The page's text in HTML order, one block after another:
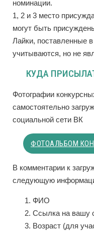
номинации.
1, 2 и 3 место
могут быть
Лайки, поставленные
учитываются, но не
КУДА
Фотографии
самостоятельно
социальной сети ВК
ФОТОАЛЬБОМ
В комментарии к
следующую
ФИО
Ссылка на вашу
Возраст (для